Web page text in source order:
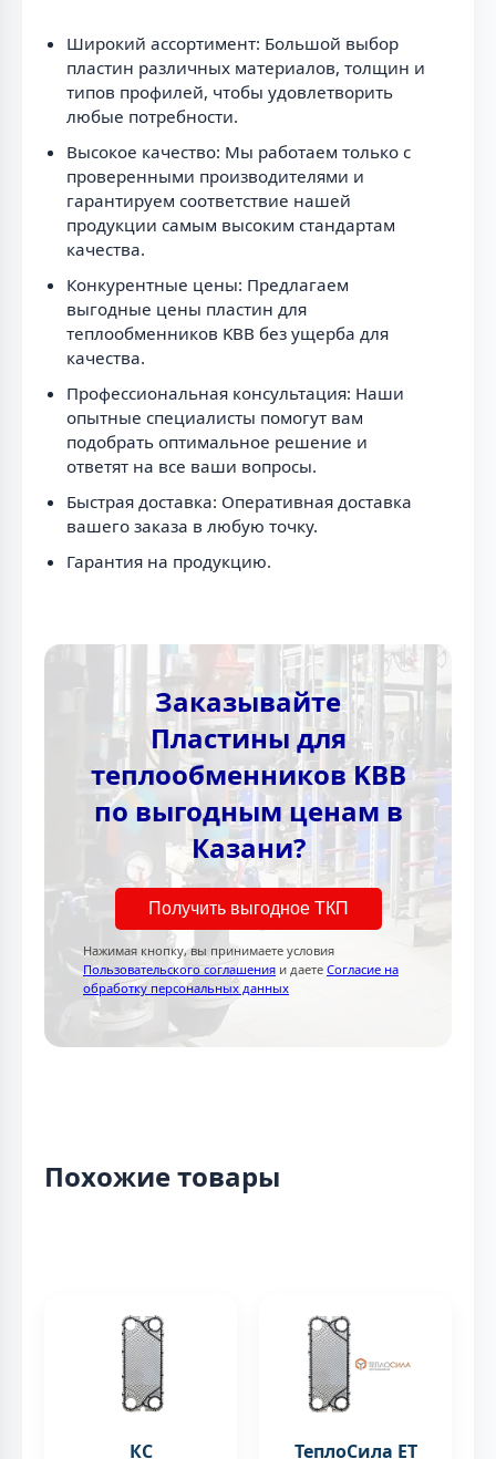
Широкий ассортимент: Большой выбор
пластин различных материалов, толщин и
типов профилей, чтобы удовлетворить
любые потребности.
Высокое качество: Мы работаем только с
проверенными производителями и
гарантируем соответствие нашей
продукции самым высоким стандартам
качества.
Конкурентные цены: Предлагаем
выгодные цены пластин для
теплообменников KBB без ущерба для
качества.
Профессиональная консультация: Наши
опытные специалисты помогут вам
подобрать оптимальное решение и
ответят на все ваши вопросы.
Быстрая доставка: Оперативная доставка
вашего заказа в любую точку.
Гарантия на продукцию.
Заказывайте
Пластины для
теплообменников KBB
по выгодным ценам в
Казани?
Получить выгодное ТКП
Нажимая кнопку, вы принимаете условия
Пользовательского соглашения и даете Согласие на
обработку персональных данных
Похожие товары
КС ТеплоСила ET